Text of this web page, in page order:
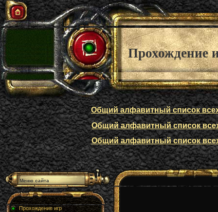
Прохождение
Общий алфавитный список
Общий алфавитный список
Общий алфавитный список
Меню сайта
Прохождение игр